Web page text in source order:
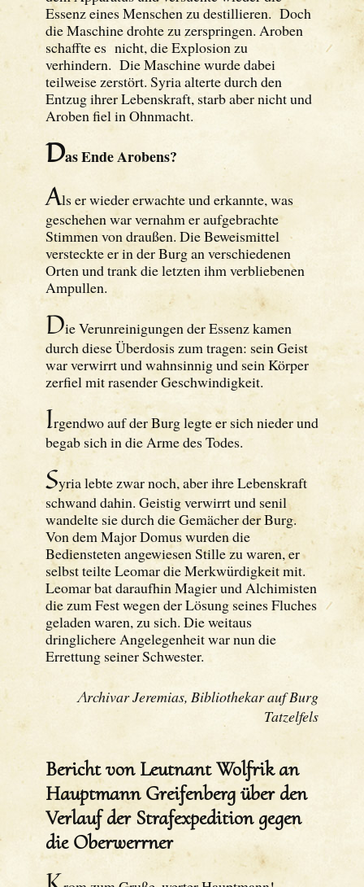
Essenz eines Menschen zu destillieren. Doch
die Maschine drohte zu zerspringen. Aroben
schaffte es nicht, die Explosion zu
verhindern. Die Maschine wurde dabei
teilweise zerstört. Syria alterte durch den
Entzug ihrer Lebenskraft, starb aber nicht und
Aroben fiel in Ohnmacht.
Das Ende Arobens?
Als er wieder erwachte und erkannte, was
geschehen war vernahm er aufgebrachte
Stimmen von draußen. Die Beweismittel
versteckte er in der Burg an verschiedenen
Orten und trank die letzten ihm verbliebenen
Ampullen.
Die Verunreinigungen der Essenz kamen
durch diese Überdosis zum tragen: sein Geist
war verwirrt und wahnsinnig und sein Körper
zerfiel mit rasender Geschwindigkeit.
Irgendwo auf der Burg legte er sich nieder und
begab sich in die Arme des Todes.
Syria lebte zwar noch, aber ihre Lebenskraft
schwand dahin. Geistig verwirrt und senil
wandelte sie durch die Gemächer der Burg.
Von dem Major Domus wurden die
Bediensteten angewiesen Stille zu waren, er
selbst teilte Leomar die Merkwürdigkeit mit.
Leomar bat daraufhin Magier und Alchimisten
die zum Fest wegen der Lösung seines Fluches
geladen waren, zu sich. Die weitaus
dringlichere Angelegenheit war nun die
Errettung seiner Schwester.
Archivar Jeremias, Bibliothekar auf Burg
Tatzelfels
Bericht von Leutnant Wolfrik an
Hauptmann Greifenberg über den
Verlauf der Strafexpedition gegen
die Oberwerrner